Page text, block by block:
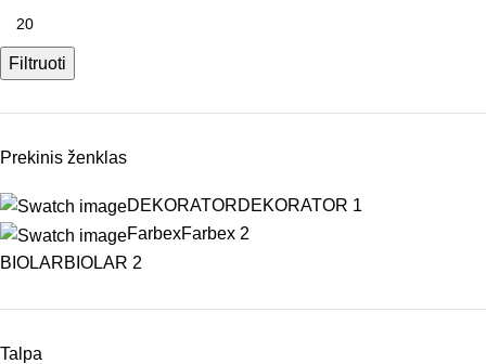
Filtruoti
Prekinis ženklas
DEKORATORDEKORATOR 1
FarbexFarbex 2
BIOLARBIOLAR 2
Talpa